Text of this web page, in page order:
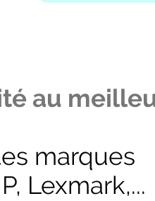
au
marques
Lexmark,...